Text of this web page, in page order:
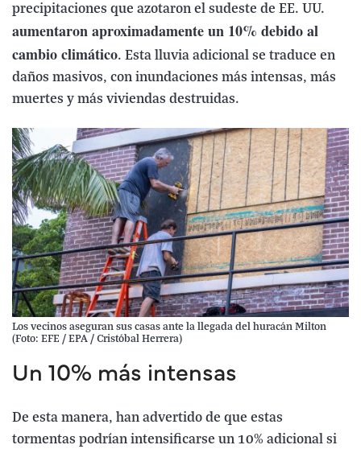
precipitaciones que azotaron el sudeste de EE. UU.
aumentaron aproximadamente un 10% debido al
cambio climático. Esta lluvia adicional se traduce en
daños masivos, con inundaciones más intensas, más
muertes y más viviendas destruidas.
Los vecinos aseguran sus casas ante la llegada del huracán Milton
(Foto: EFE / EPA / Cristóbal Herrera)
Un 10% más intensas
De esta manera, han advertido de que estas
tormentas podrían intensificarse un 10% adicional si